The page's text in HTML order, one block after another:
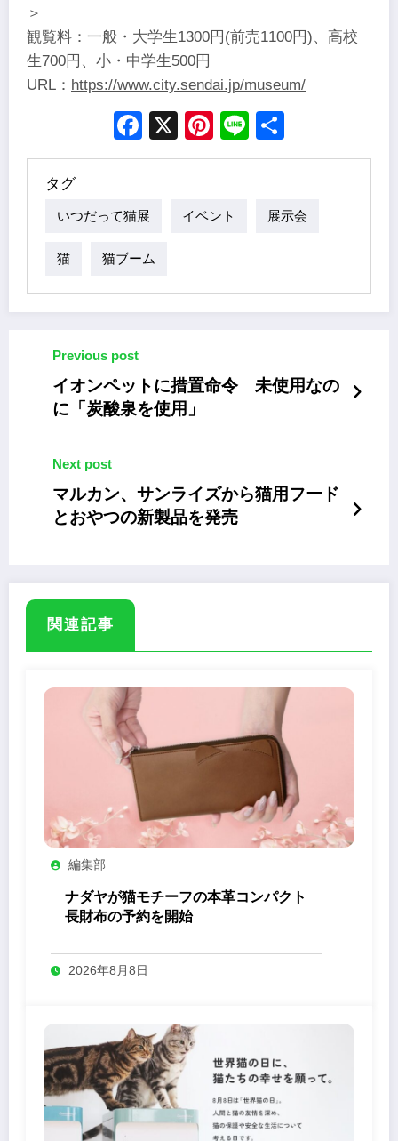
＞
観覧料：一般・大学生1300円(前売1100円)、高校
生700円、小・中学生500円
URL： https://www.city.sendai.jp/museum/
Facebook
X Pinterest
Line
タグ
いつだって猫展 イベント 展示会
猫 猫ブーム
Previous post
イオンペットに措置命令 未使用なの
に「炭酸泉を使用」
Next post
マルカン、サンライズから猫用フード
とおやつの新製品を発売
関連記事
編集部
ナダヤが猫モチーフの本革コンパクト
長財布の予約を開始
2026年8月8日